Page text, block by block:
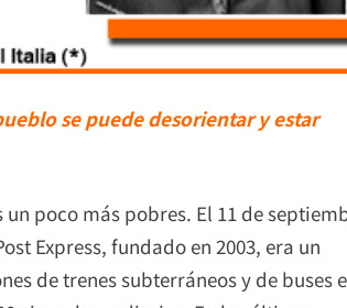
se puede desorientar y estar
poco más pobres. El 11 de
Express, fundado en 2003, era un
de trenes subterráneos y de buses